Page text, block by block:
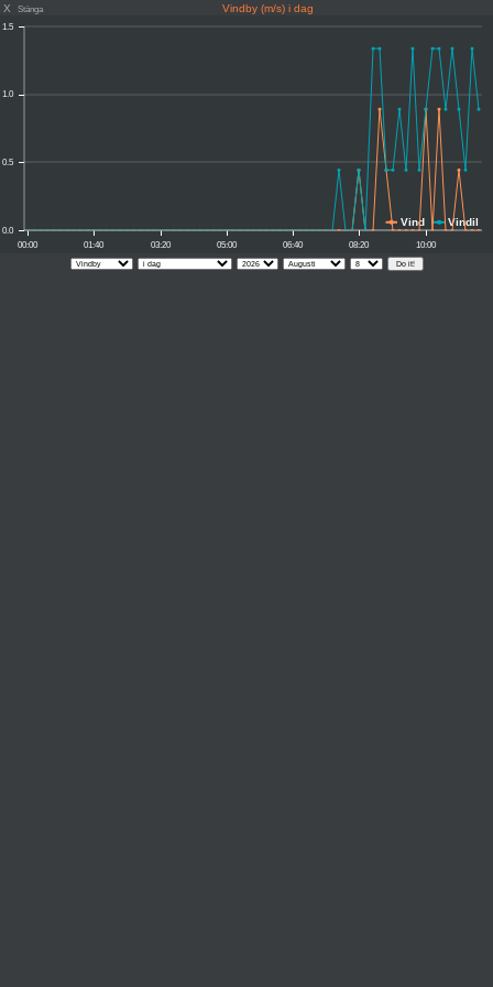
X Stänga Vindby (m/s) i dag